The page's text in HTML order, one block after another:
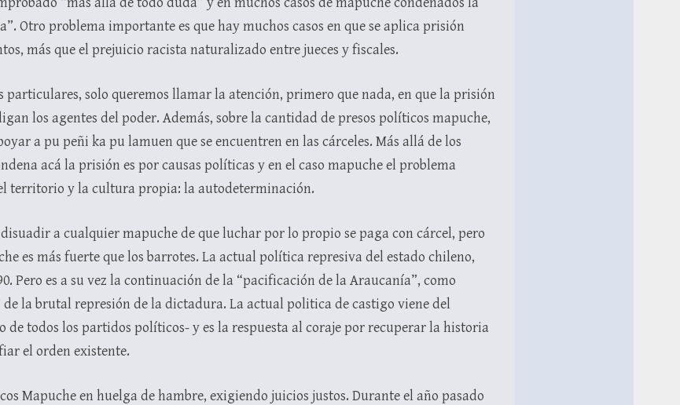
Otro problema importante es que hay muchos casos en que se aplica prisión
más que el prejuicio racista naturalizado entre jueces y fiscales.
particulares, solo queremos llamar la atención, primero que nada, en que la prisión
los agentes del poder. Además, sobre la cantidad de presos políticos mapuche,
a pu peñi ka pu lamuen que se encuentren en las cárceles. Más allá de los
acá la prisión es por causas políticas y en el caso mapuche el problema
territorio y la cultura propia: la autodeterminación.
a cualquier mapuche de que luchar por lo propio se paga con cárcel, pero
es más fuerte que los barrotes. La actual política represiva del estado chileno,
Pero es a su vez la continuación de la “pacificación de la Araucanía”, como
la brutal represión de la dictadura. La actual politica de castigo viene del
de todos los partidos políticos- y es la respuesta al coraje por recuperar la historia
el orden existente.
Mapuche en huelga de hambre, exigiendo juicios justos. Durante el año pasado